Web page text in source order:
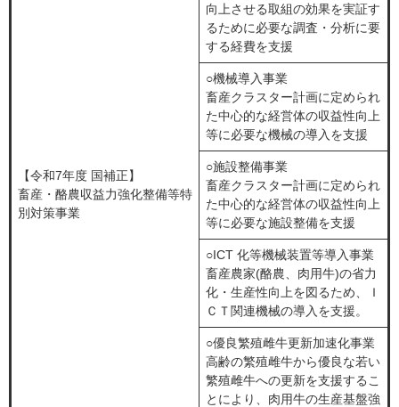
【令和7年度 国補正】
畜産・酪農収益力強化整備等特
別対策事業
向上させる取組の効果を実証す
るために必要な調査・分析に要
する経費を支援
○機械導入事業
畜産クラスター計画に定められ
た中心的な経営体の収益性向上
等に必要な機械の導入を支援
○施設整備事業
畜産クラスター計画に定められ
た中心的な経営体の収益性向上
等に必要な施設整備を支援
○ICT 化等機械装置等導入事業
畜産農家(酪農、肉用牛)の省力
化・生産性向上を図るため、Ｉ
ＣＴ関連機械の導入を支援。
○優良繁殖雌牛更新加速化事業
高齢の繁殖雌牛から優良な若い
繁殖雌牛への更新を支援するこ
とにより、肉用牛の生産基盤強